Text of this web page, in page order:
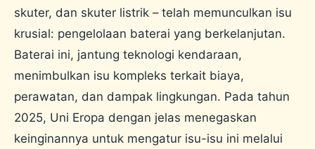
skuter, dan skuter listrik – telah memunculkan isu
krusial: pengelolaan baterai yang berkelanjutan.
Baterai ini, jantung teknologi kendaraan,
menimbulkan isu kompleks terkait biaya,
perawatan, dan dampak lingkungan. Pada tahun
2025, Uni Eropa dengan jelas menegaskan
keinginannya untuk mengatur isu-isu ini melalui